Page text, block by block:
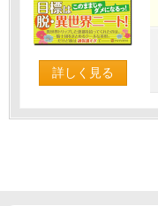
詳しく見る